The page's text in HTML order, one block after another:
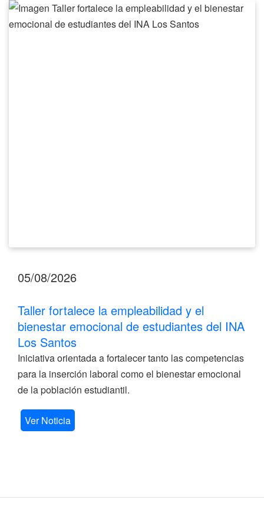
Taller
fortalece
05/08/2026
Taller fortalece la empleabilidad y el
bienestar emocional de estudiantes del INA
Los Santos
Iniciativa orientada a fortalecer tanto las competencias
para la inserción laboral como el bienestar emocional
de la población estudiantil.
Ver Noticia